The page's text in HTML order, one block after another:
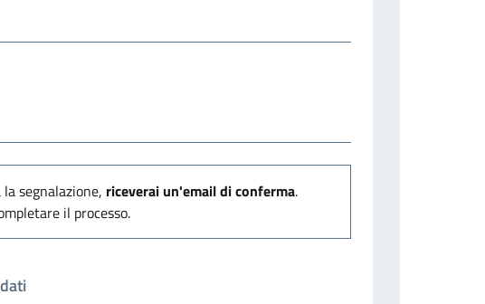
segnalazione, riceverai un'email di conferma.
il processo.